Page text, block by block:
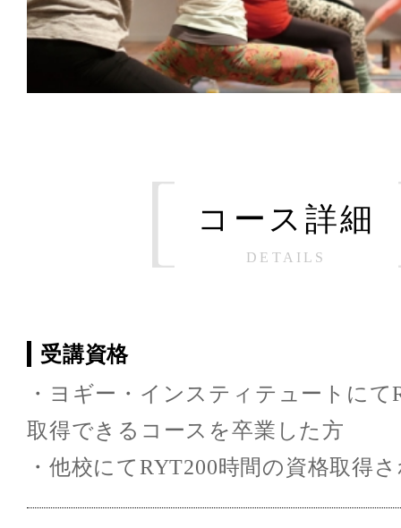
コース詳細
DETAILS
受講資格
・ヨギー・インスティテュートにて
取得できるコースを卒業した方
・他校にてRYT200時間の資格取得